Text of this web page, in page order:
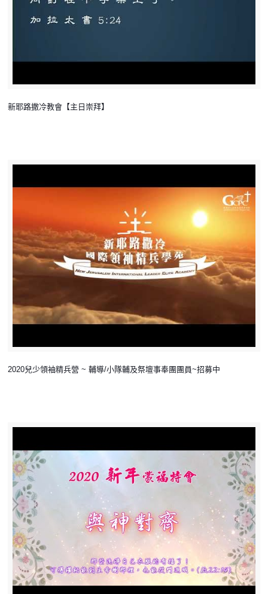
新耶路撒冷教會【主日崇拜】
2020兒少領袖精兵營 ~ 輔導/小隊輔及祭壇事奉團團員~招募中